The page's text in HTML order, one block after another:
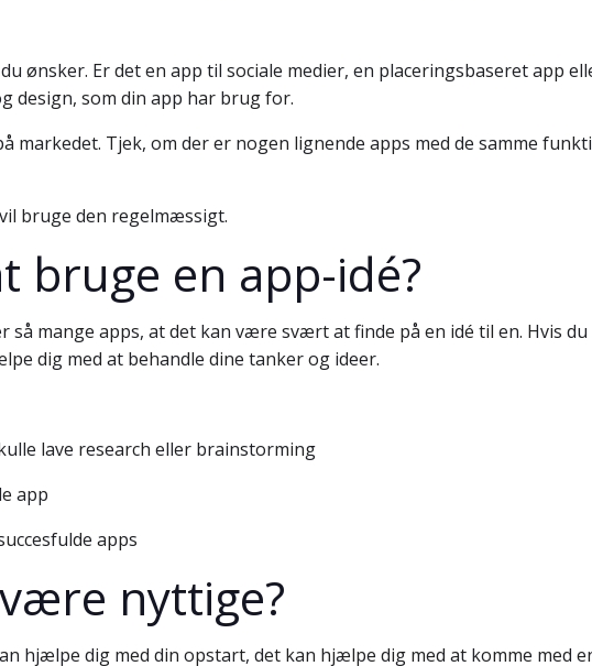
ønsker. Er det en app til sociale medier, en placeringsbaseret app
design, som din app har brug for.
markedet. Tjek, om der er nogen lignende apps med de samme
bruge den regelmæssigt.
bruge en app-idé?
mange apps, at det kan være svært at finde på en idé til en. Hvis
dig med at behandle dine tanker og ideer.
lave research eller brainstorming
app
apps
nyttige?
hjælpe dig med din opstart, det kan hjælpe dig med at komme med